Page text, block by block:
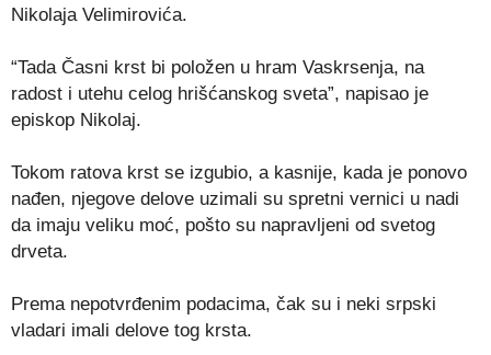
Nikolaja Velimirovića.
“Tada Časni krst bi položen u hram Vaskrsenja, na
radost i utehu celog hrišćanskog sveta”, napisao je
episkop Nikolaj.
Tokom ratova krst se izgubio, a kasnije, kada je ponovo
nađen, njegove delove uzimali su spretni vernici u nadi
da imaju veliku moć, pošto su napravljeni od svetog
drveta.
Prema nepotvrđenim podacima, čak su i neki srpski
vladari imali delove tog krsta.